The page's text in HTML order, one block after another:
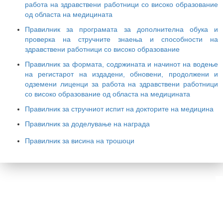
работа на здравствени работници со високо образование
од областа на медицината
Правилник за програмата за дополнителна обука и
проверка на стручните знаења и способности на
здравствени работници со високо образование
Правилник за формата, содржината и начинот на водење
на регистарот на издадени, обновени, продолжени и
одземени лиценци за работа на здравствени работници
со високо образование од областа на медицината
Правилник за стручниот испит на докторите на медицина
Правилник за доделување на награда
Правилник за висина на трошоци